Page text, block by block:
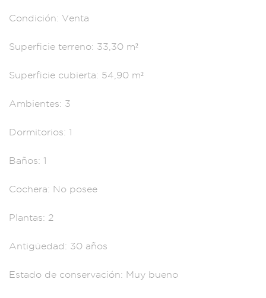
Condición: Venta
Superficie terreno: 33,30 m²
Superficie cubierta: 54,90 m²
Ambientes: 3
Dormitorios: 1
Baños: 1
Cochera: No posee
Plantas: 2
Antigüedad: 30 años
Estado de conservación: Muy bueno